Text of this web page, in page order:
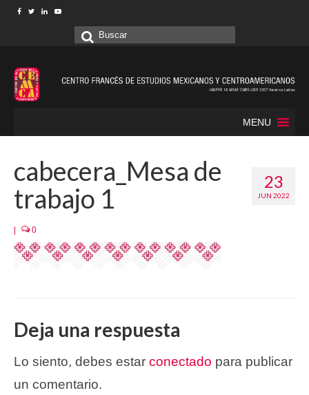
Buscar
MENU
23
JUN 2022
cabecera_Mesa de
trabajo 1
0
Deja una respuesta
Lo siento, debes estar conectado para publicar
un comentario.